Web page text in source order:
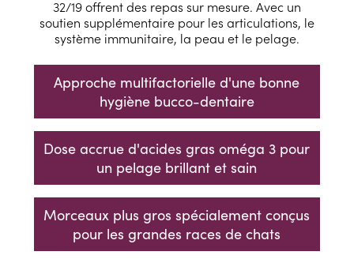
32/19 offrent des repas sur mesure. Avec un
soutien supplémentaire pour les articulations, le
système immunitaire, la peau et le pelage.
Approche multifactorielle d'une bonne
hygiène bucco-dentaire
Dose accrue d'acides gras oméga 3 pour
un pelage brillant et sain
Morceaux plus gros spécialement conçus
pour les grandes races de chats